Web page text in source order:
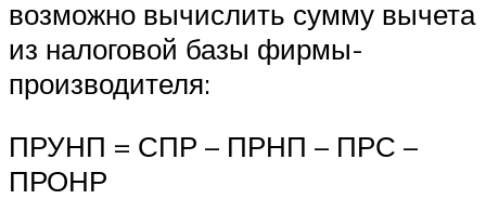
возможно вычислить сумму вычета
из налоговой базы фирмы-
производителя:
ПРУНП = СПР – ПРНП – ПРС –
ПРОНР